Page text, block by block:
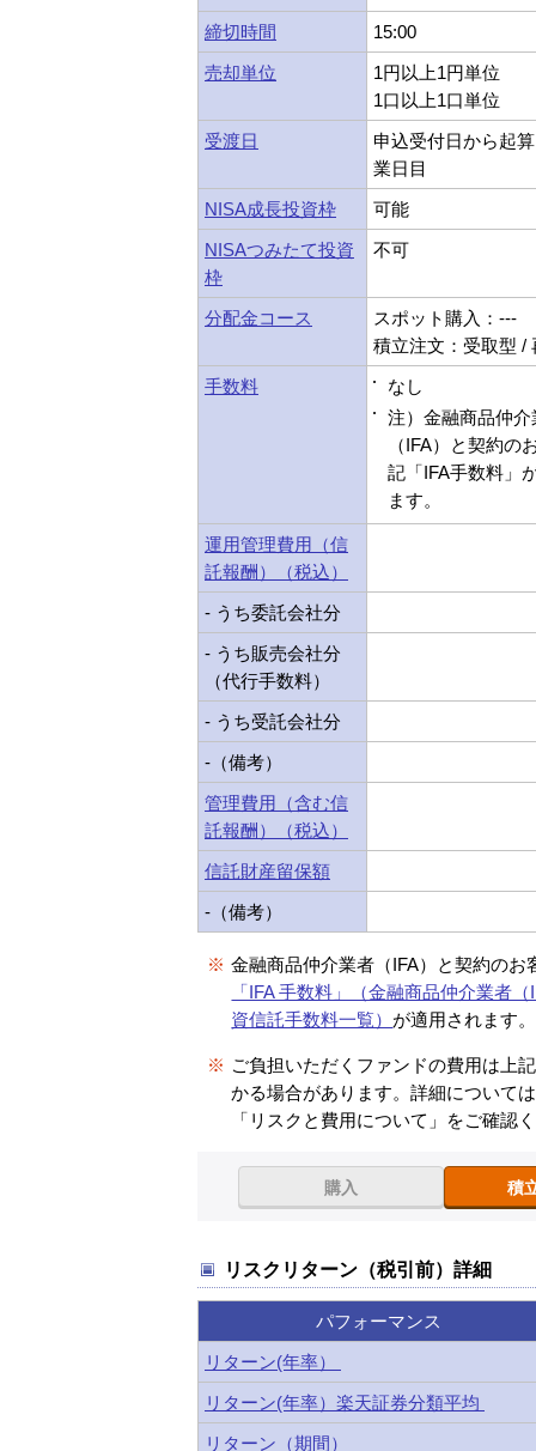
締切時間
15:00
売却単位
1円以上1円単位
1口以上1口単位
受渡日
申込受付日から起
業日目
NISA成長投資枠
可能
NISAつみたて投資
枠
不可
分配金コース
スポット購入：---
積立注文：受取型 /
手数料
なし
注）金融商品仲介
（IFA）と契約の
記「IFA手数料」
ます。
運用管理費用（信
託報酬）（税込）
- うち委託会社分
- うち販売会社分
（代行手数料）
- うち受託会社分
-（備考）
管理費用（含む信
託報酬）（税込）
信託財産留保額
-（備考）
※ 金融商品仲介業者（IFA）と契約のお
「IFA 手数料」（金融商品仲介業者
資信託手数料一覧） が適用されます。
※ ご負担いただくファンドの費用は上
かる場合があります。詳細について
「リスクと費用について」をご確認
購入 積
リスクリターン（税引前）詳細
パフォーマンス
リターン(年率）
リターン(年率）楽天証券分類平均
リターン（期間）